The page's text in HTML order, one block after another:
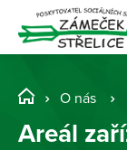
O nás
Areál